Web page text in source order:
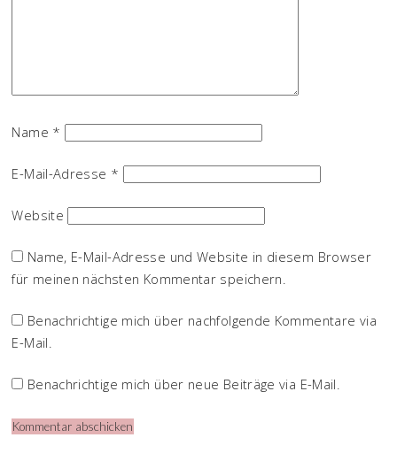
Name *
E-Mail-Adresse *
Website
Name, E-Mail-Adresse und Website in diesem Browser
für meinen nächsten Kommentar speichern.
Benachrichtige mich über nachfolgende Kommentare via
E-Mail.
Benachrichtige mich über neue Beiträge via E-Mail.